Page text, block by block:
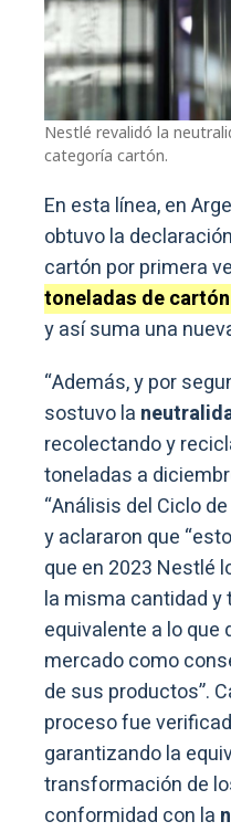
Nestlé revalidó la
categoría cartón.
En esta línea, en
obtuvo la
cartón por primera
toneladas de
y así suma una
“Además, y por
sostuvo la
recolectando y
toneladas a
“Análisis del Ciclo
y aclararon que
que en 2023 Nestlé
la misma cantidad y
equivalente a lo que
mercado como
de sus productos”.
proceso fue
garantizando la
transformación de
conformidad con la